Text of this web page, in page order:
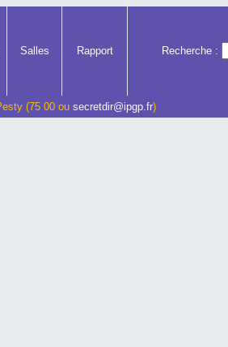
Salles Rapport Recherche :
(75 00 ou secretdir@ipgp.fr)